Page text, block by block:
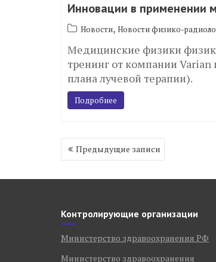
Инновации в применении
Новости, Новости физико-
Медицинские физики
тренинг от компании
плана лучевой терапии).
Подробнее
Навигация
по
Предыдущие записи
Контролирующие организации
Министерство здравоохранения РФ
Министерство здравоохранения